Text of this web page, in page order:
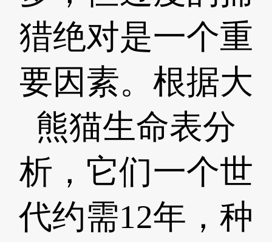
猎绝对是一个重
要因素。根据大
熊猫生命表分
析，它们一个世
代约需12年，种